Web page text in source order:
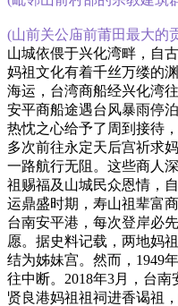
(山前关公庙前莆田最大的
山城依偎于兴化湾畔，自
妈祖文化有着千丝万缕的
海运，台湾商船经兴化湾
安平商船途遇台风暴雨停
热忱之心给予了周到接待
多次前往永定天后宫祈求
一路航行无阻。这些商人
祖赐福及山城民众恩情，
运鼎盛时期，寿山祖辈富
台南安平港，每次登岸必
愿。据史料记载，两地妈
结为姊妹宫。然而，1949
往中断。2018年3月，台
贤良港妈祖祖祠进香谒祖